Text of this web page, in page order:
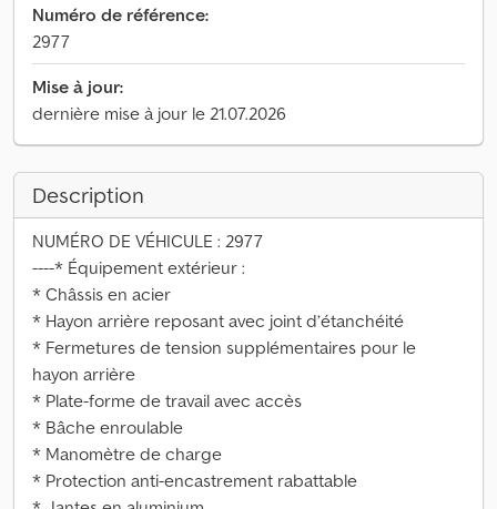
Numéro de référence:
2977
Mise à jour:
dernière mise à jour le 21.07.2026
Description
NUMÉRO DE VÉHICULE : 2977
----* Équipement extérieur :
* Châssis en acier
* Hayon arrière reposant avec joint d’étanchéité
* Fermetures de tension supplémentaires pour le
hayon arrière
* Plate-forme de travail avec accès
* Bâche enroulable
* Manomètre de charge
* Protection anti-encastrement rabattable